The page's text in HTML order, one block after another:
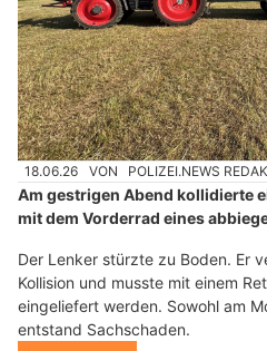
18.06.26 VON POLIZEI.NEWS
Am gestrigen Abend kollidierte
mit dem Vorderrad eines
Der Lenker stürzte zu Boden. Er
Kollision und musste mit einem
eingeliefert werden. Sowohl am
entstand Sachschaden.